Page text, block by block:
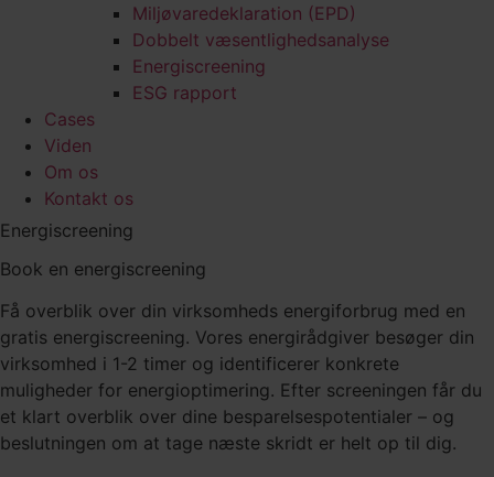
Miljøvaredeklaration (EPD)
Dobbelt væsentlighedsanalyse
Energiscreening
ESG rapport
Cases
Viden
Om os
Kontakt os
Energiscreening
Book en energiscreening
Få overblik over din virksomheds energiforbrug med en
gratis energiscreening. Vores energirådgiver besøger din
virksomhed i 1-2 timer og identificerer konkrete
muligheder for energioptimering. Efter screeningen får du
et klart overblik over dine besparelsespotentialer – og
beslutningen om at tage næste skridt er helt op til dig.